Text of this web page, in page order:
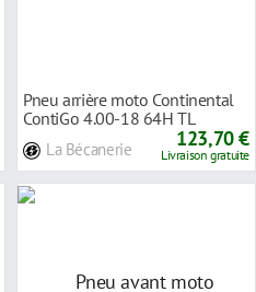
Pneu arrière moto Continental
ContiGo 4.00-18 64H TL
La Bécanerie 123,70 €
Livraison gratuite